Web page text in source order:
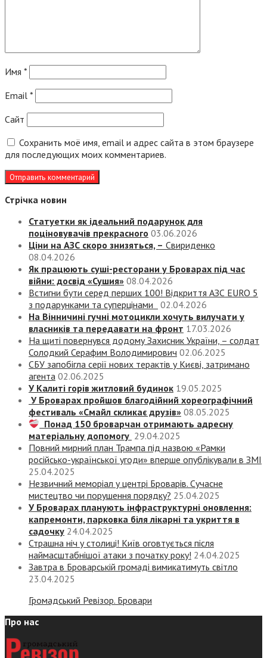
Имя *
Email *
Сайт
Сохранить моё имя, email и адрес сайта в этом браузере
для последующих моих комментариев.
Стрічка новин
Статуетки як ідеальний подарунок для
поціновувачів прекрасного 03.06.2026
Ціни на АЗС скоро знизяться, – Свириденко
08.04.2026
Як працюють суші-ресторани у Броварах під час
війни: досвід «Сушия» 08.04.2026
Встигни бути серед перших 100! Відкриття АЗС EURO 5
з подарунками та суперцінами
02.04.2026
На Вінничині гучні мотоцикли хочуть вилучати у
власників та передавати на фронт 17.03.2026
На щиті повернувся додому Захисник України, – солдат
Солодкий Серафим Володимирович 02.06.2025
СБУ запобігла серії нових терактів у Києві, затримано
агента 02.06.2025
У Калиті горів житловий будинок 19.05.2025
У Броварах пройшов благодійний хореографічний
фестиваль «Смайл скликає друзів» 08.05.2025
Понад 150 броварчан отримають адресну
матеріальну допомогу 29.04.2025
Повний мирний план Трампа під назвою «‎Рамки
російсько-української угоди» вперше опублікували в ЗМІ
25.04.2025
Незвичний меморіал у центрі Броварів. Сучасне
мистецтво чи порушення порядку? 25.04.2025
У Броварах планують інфраструктурні оновлення:
капремонти, парковка біля лікарні та укриття в
садочку 24.04.2025
Страшна ніч у столиці! Київ оговтується після
наймасштабнішої атаки з початку року! 24.04.2025
Завтра в Броварській громаді вимикатимуть світло
23.04.2025
Громадський Ревізор. Бровари
Про нас